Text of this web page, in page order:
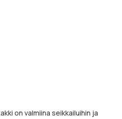
on valmiina seikkailuihin ja